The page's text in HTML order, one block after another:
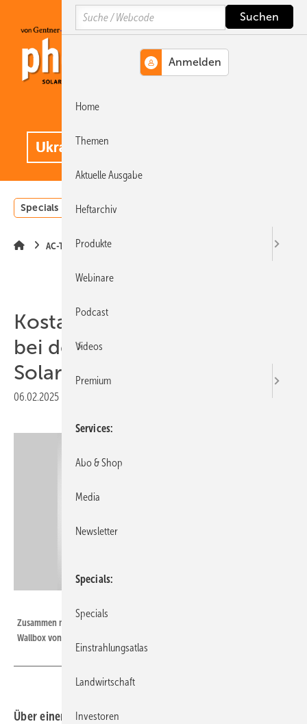
Hauptinhalt
Hauptmenü
SiteSearch
Specials Einstrahlungsatlas
AC-Technik
Kostal kooperiert mit PPC
bei der Steuerung von
Solaranlagen
06.02.2025
Zusammen mit dem CLS-Adapter von PPC lassen sich Wechselrichter und
Wallbox von Kostal digital steuern.
Über einen zusätzlichen CSL Adapter von PPC kann der
Search
Home
Themen
Aktuelle Ausgabe
Heftarchiv
Produkte
Webinare
Podcast
Videos
Premium
Services
Abo & Shop
Media
Newsletter
Specials
Specials
Einstrahlungsatlas
Landwirtschaft
Investoren